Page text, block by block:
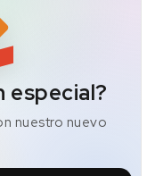
especial?
nuestro nuevo